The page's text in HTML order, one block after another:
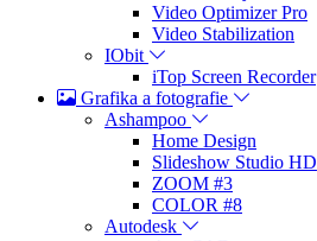
Video Optimizer Pro
Video Stabilization
IObit
iTop Screen Recorder
Grafika a fotografie
Ashampoo
Home Design
Slideshow Studio HD
ZOOM #3
COLOR #8
Autodesk